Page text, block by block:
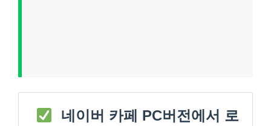
네이버 카페 PC버전에서 로